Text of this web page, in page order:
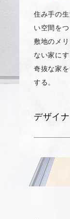
住み手の
い空間をつ
敷地のメ
ない家にす
奇抜な家
する。
デザイ